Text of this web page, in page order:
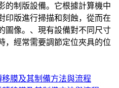
的制版設備。它根據計算機中
印版進行掃描和刻蝕，從而在
圖像。、現有設備對不同尺寸
，經常需要調節定位夾具的位
膜及其制備方法與流程